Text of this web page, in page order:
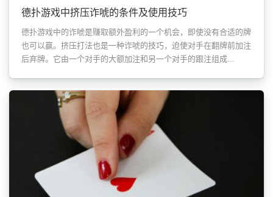
德扑游戏中挤压诈唬的条件及使用技巧
德扑游戏中的诈唬是赚取额外盈利的一个机会，即使没有合适的牌
也可以赢。挤压打法也是一种诈唬的技巧，迫使对手在翻牌前加注
后弃牌。它由一个对手的大额加注和另一个对手的跟注组成...